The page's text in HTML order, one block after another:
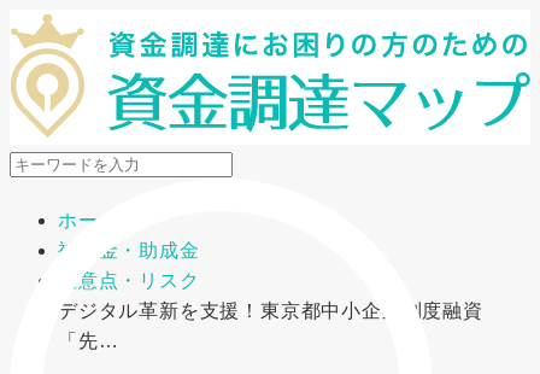
メニューを開閉
ホーム
補助金・助成金
注意点・リスク
デジタル革新を支援！東京都中小企業制度融資
「先…